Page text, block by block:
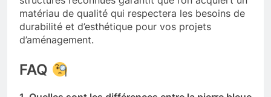
matériau de qualité qui respectera les besoins de
durabilité et d’esthétique pour vos projets
d’aménagement.
FAQ